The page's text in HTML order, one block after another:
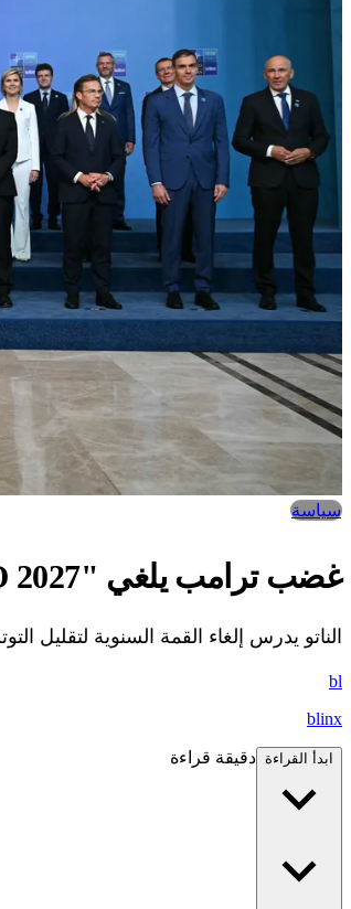
سياسة
غضب ترامب يلغي "NATO 2027"
الناتو يدرس إلغاء القمة السنوية لتقليل
bl
blinx
ابدأ القراءة دقيقة قراءة